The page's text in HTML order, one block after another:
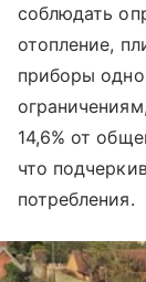
соблюдать
отопление,
приборы
14,6% от
что
потребления.